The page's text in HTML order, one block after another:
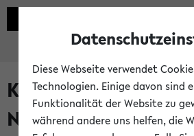
Newsfeeds
Diese Webseite verwendet
Technologien. Einige davon sind
Funktionalität der Website zu
während andere uns helfen, die